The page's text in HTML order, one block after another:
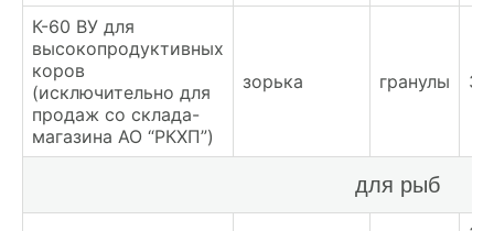
К-60 ВУ для
высокопродуктивных
коров
(исключительно для
продаж со склада-
магазина АО “РКХП”)
зорька гранулы
для рыб